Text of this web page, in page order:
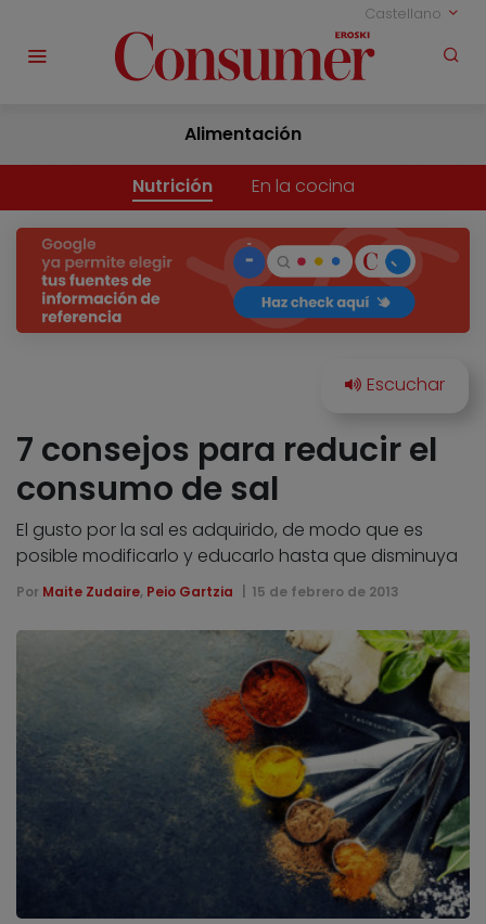
Castellano
Alimentación
Nutrición En la cocina
7 consejos para reducir el
consumo de sal
El gusto por la sal es adquirido, de modo que es
posible modificarlo y educarlo hasta que disminuya
Por Maite Zudaire, Peio Gartzia 15 de febrero de 2013